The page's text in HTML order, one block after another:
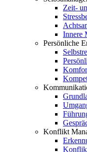
Zeit-
Innere
Persönliche
Konflikt